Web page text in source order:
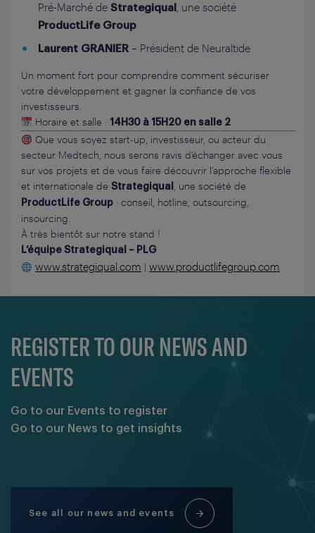
Pré-Marché de Strategiqual , une société
ProductLife Group
Laurent GRANIER – Président de Neuraltide
Un moment fort pour comprendre comment sécuriser
votre développement et gagner la confiance de vos
investisseurs.
Horaire et salle : 14H30 à 15H20 en salle 2
Que vous soyez start-up, investisseur, ou acteur du
secteur Medtech, nous serons ravis d’échanger avec vous
sur vos projets et de vous faire découvrir l’approche flexible
et internationale de Strategiqual , une société de
ProductLife Group : conseil, hotline, outsourcing,
insourcing.
À très bientôt sur notre stand !
L’équipe Strategiqual – PLG
www.strategiqual.com | www.productlifegroup.com
REGISTER TO OUR NEWS AND
EVENTS
Go to our Events to register
Go to our News to get insights
See all our news and events